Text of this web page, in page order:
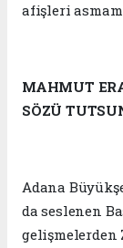
afişleri
MAHMUT
SÖZÜ
Adana
da seslenen
gelişmelerden